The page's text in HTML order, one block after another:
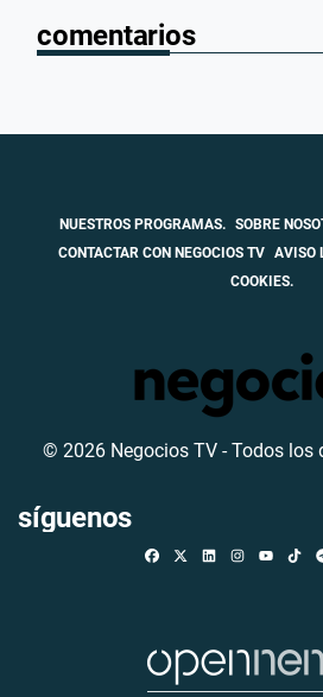
comentarios
NUESTROS PROGRAMAS. SOBRE
CONTACTAR CON NEGOCIOS TV AVISO
COOKIES.
© 2026 Negocios TV - Todos los
síguenos
FacebookLinkedinInstagram